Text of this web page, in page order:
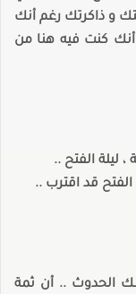
و ذاكرتك رغم أنك
كنت فيه هنا من
الفتح ..
قد اقترب ..
الحدوث .. أن ثمة